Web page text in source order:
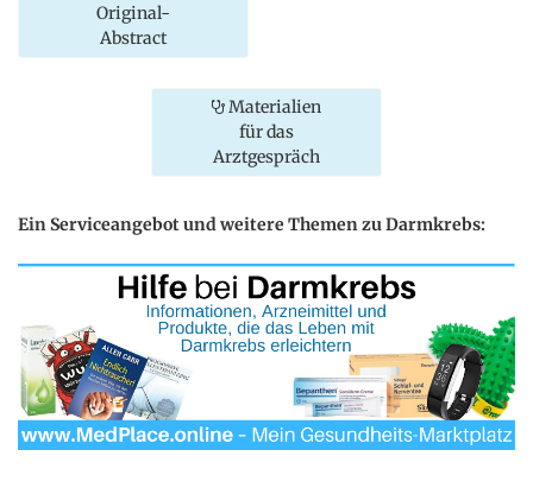
Original-
Abstract
Materialien
für das
Arztgespräch
Ein Serviceangebot und weitere Themen zu Darmkrebs: